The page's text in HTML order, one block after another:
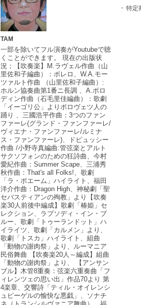
TAM
一部を除いてフル演奏がYoutubeで聴
くことができます。 現在の出版状
況；【吹奏楽】M.ラヴェル作曲（山
里佐和子編曲）：ボレロ、W.A.モー
ツァルト作曲 （山里佐和子編曲）:
ホルン協奏曲第1番ニ長調 、A.ボロ
ディン作曲（石毛里佳編曲）：歌劇
「イーゴリ公」よりポロヴェツ人の
踊り 、三國浩平作曲：3つのファン
ファーレ(グランド・ファンファーレ/
ヴィエナ・ファンファーレ/ルミナ
ス・ファンファーレ)、ドビュッシー
作曲 /小野寺真編曲:管弦楽とアルト
サクソフォンのための狂詩曲、今村
愛紀作曲：Summer Scape、三浦秀
秋作曲：That's all Folks!、歌劇
「ラ・ボエーム」ハイライト、福田
洋介作曲：Dragon High、神秘劇「聖
セバスティアンの殉教」より【吹奏
楽30人前後中編成】歌劇「椿姫」セ
レクション、ラプソディ・イン・ブ
ルー、歌劇「トゥーランドット」ハ
イライツ、歌劇「カルメン」より、
歌劇「トスカ」ハイライト、組曲
「動物の謝肉祭」より、ルーマニア
民俗舞曲 【吹奏楽20人～編成】組曲
「動物の謝肉祭」より、 【アンサン
ブル】木管8重奏：弦楽六重奏曲「フ
ィレンツェの思い出」作品70より 第
4楽章、交響詩「ティル・オイレンシ
ュピーゲルの愉快な悪戯」、ソナチ
特定